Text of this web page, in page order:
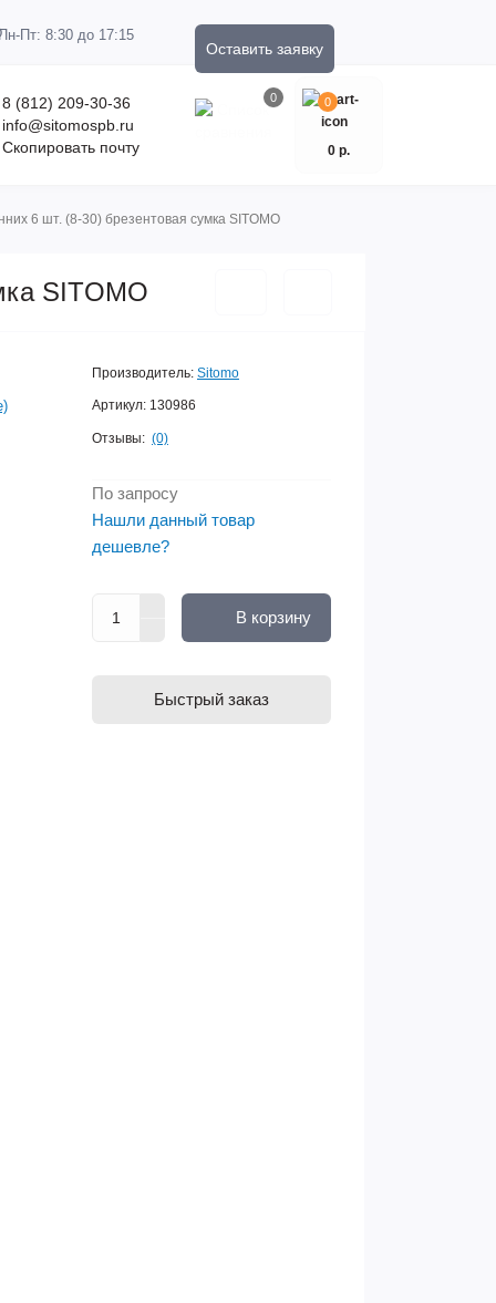
Пт: 8:30 до 17:15
Оставить заявку
8 (812) 209-30-36
info@sitomospb.ru
Скопировать почту
0 0
0 р.
6 шт. (8-30) брезентовая сумка SITOMO
SITOMO
Производитель: Sitomo
Артикул: 130986
Отзывы: (0)
По запросу
Нашли данный товар
дешевле?
В корзину
Быстрый заказ